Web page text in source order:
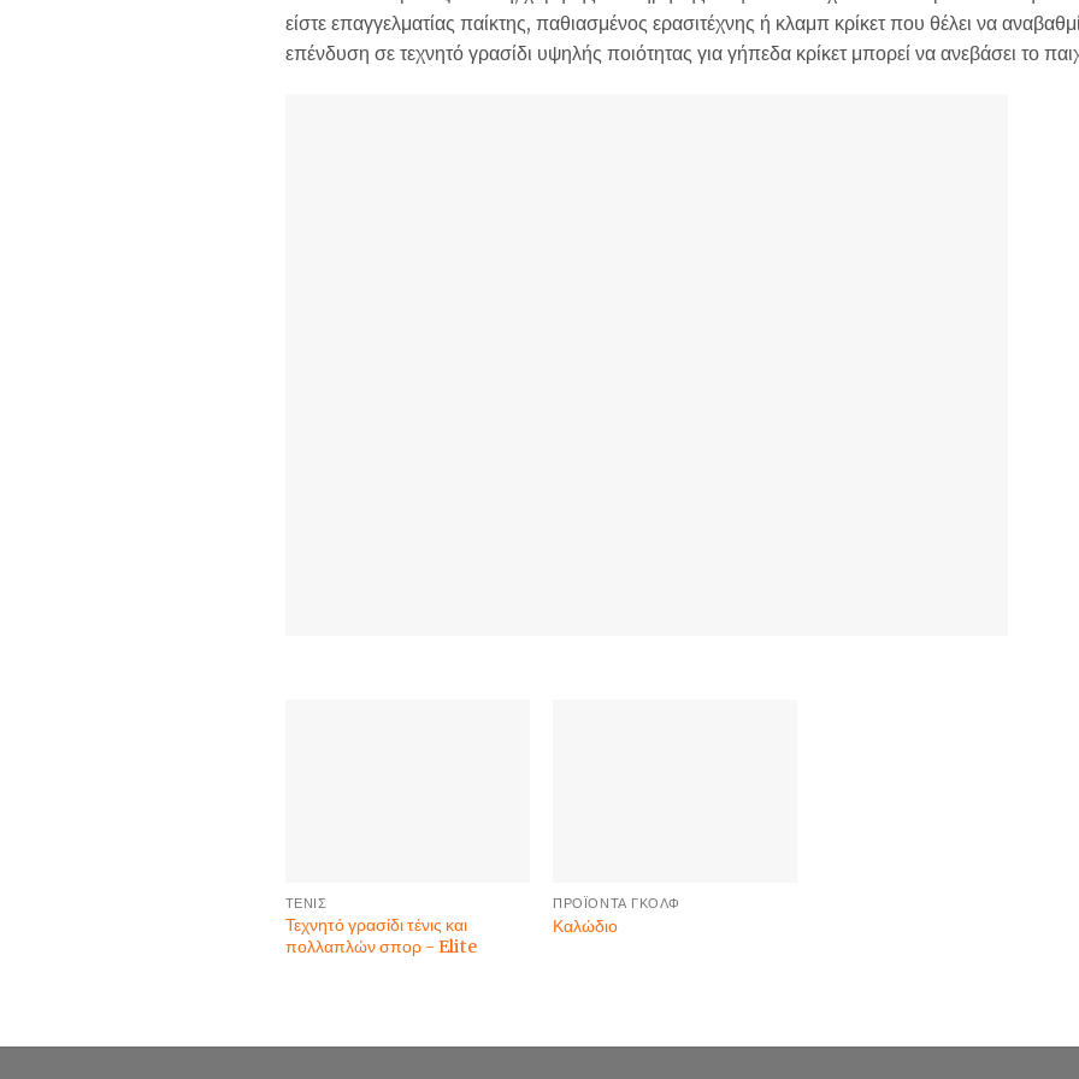
είστε επαγγελματίας παίκτης, παθιασμένος ερασιτέχνης ή κλαμπ κρίκετ που θέλει να
επένδυση σε τεχνητό γρασίδι υψηλής ποιότητας για γήπεδα κρίκετ μπορεί να ανεβάσει το
ΤΈΝΙΣ
Τεχνητό γρασίδι τένις και
πολλαπλών σπορ - Elite
ΠΡΟΪΌΝΤΑ ΓΚΟΛΦ
Καλώδιο